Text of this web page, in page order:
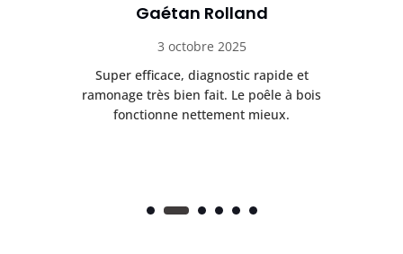
Gaétan Rolland
3 octobre 2025
Super efficace, diagnostic rapide et
ramonage très bien fait. Le poêle à bois
fonctionne nettement mieux.